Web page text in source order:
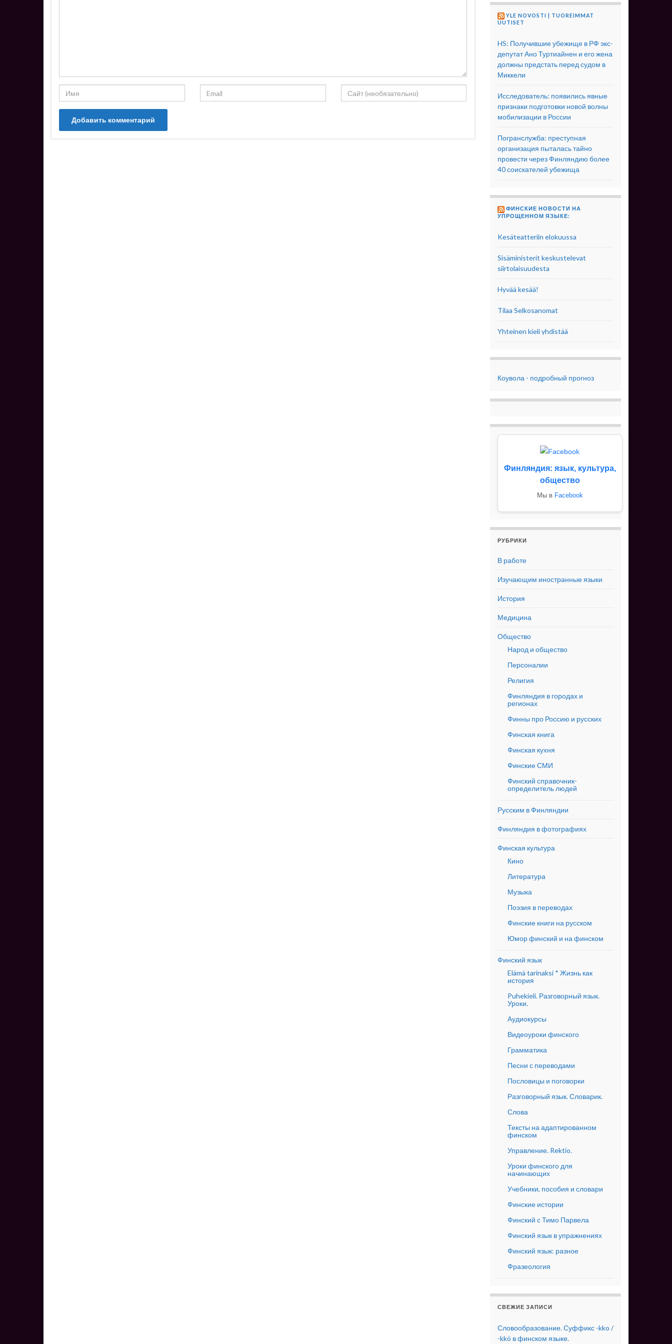
YLE NOVOSTI | TUOREIMMAT
UUTISET
HS: Получившие убежище в РФ экс-
депутат Ано Туртиайнен и его жена
должны предстать перед судом в
Миккели
Исследователь: появились явные
признаки подготовки новой волны
мобилизации в России
Погранслужба: преступная
организация пыталась тайно
провести через Финляндию более
40 соискателей убежища
ФИНСКИЕ НОВОСТИ НА
УПРОЩЕННОМ ЯЗЫКЕ:
Kesäteatteriin elokuussa
Sisäministerit keskustelevat
siirtolaisuudesta
Hyvää kesää!
Tilaa Selkosanomat
Yhteinen kieli yhdistää
Коувола - подробный прогноз
Финляндия: язык, культура,
общество
Мы в Facebook
РУБРИКИ
В работе
Изучающим иностранные языки
История
Медицина
Общество
Народ и общество
Персоналии
Религия
Финляндия в городах и
регионах
Финны про Россию и русских
Финская книга
Финская кухня
Финские СМИ
Финский справочник-
определитель людей
Русским в Финляндии
Финляндия в фотографиях
Финская культура
Кино
Литература
Музыка
Поэзия в переводах
Финские книги на русском
Юмор финский и на финском
Финский язык
Elämä tarinaksi * Жизнь как
история
Puhekieli. Разговорный язык.
Уроки.
Аудиокурсы
Видеоуроки финского
Грамматика
Песни с переводами
Пословицы и поговорки
Разговорный язык. Словарик.
Слова
Тексты на адаптированном
финском
Управление. Rektio.
Уроки финского для
начинающих
Учебники, пособия и словари
Финские истории
Финский с Тимо Парвела
Финский язык в упражнениях
Финский язык: разное
Фразеология
СВЕЖИЕ ЗАПИСИ
Словообразование. Суффикс -kko /
-kkö в финском языке.